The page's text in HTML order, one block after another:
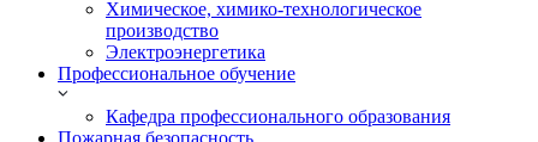
Химическое, химико-технологическое
производство
Электроэнергетика
Профессиональное обучение
Кафедра профессионального образования
Пожарная безопасность